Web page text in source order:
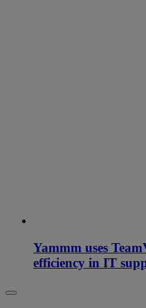
Yammm uses
efficiency in IT